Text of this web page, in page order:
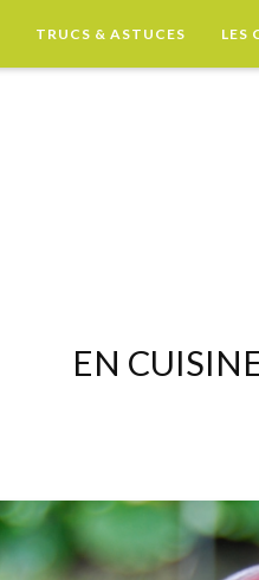
TRUCS & ASTUCES LES
EN